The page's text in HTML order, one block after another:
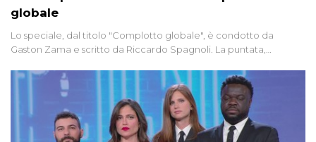
globale
Lo speciale, dal titolo "Complotto globale", è condotto da
Gaston Zama e scritto da Riccardo Spagnoli. La puntata,
racconta l'universo delle narrazioni alternative, dei sospetti
globali e del complottismo che negli ultimi anni hanno invaso
social network, talk show, piazze digitali e immaginario collettivo.